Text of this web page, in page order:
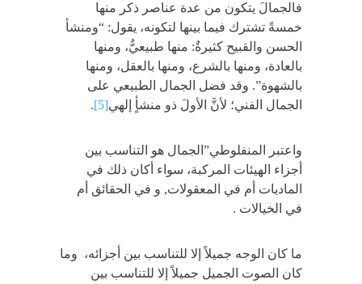
فالجمالَ يتكون من عدة عناصر ذكر منها
خمسةً تشترك فيما بينها لتكونه، يقول: “ومنشأ
الحسن والقبيح كثيرةٌ: منها طبيعيٌّ، ومنها
بالعادة، ومنها بالشرع، ومنها بالعقل، ومنها
بالشهوة”. وقد فضل الجمال الطبيعي على
الجمال الفني؛ لأنَّ الأولَ ذو منشأٍ إلهي[5]
.
واعتبر المنفلوطي”الجمال هو التناسب بين
أجزاء الهيئات المركبة، سواء أكان ذلك في
الماديات أم في المعقولات, و في الحقائق أم
في الخيالات .
ما كان الوجه جميلاً إلا للتناسب بين أجزائه، وما
كان الصوت الجميل جميلاً إلا للتناسب بين